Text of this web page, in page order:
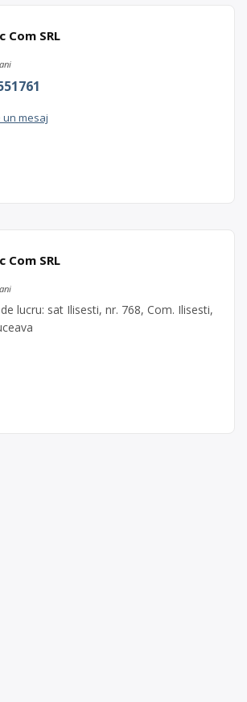
Com SRL
un mesaj
Com SRL
lucru: sat Ilisesti, nr. 768, Com. Ilisesti,